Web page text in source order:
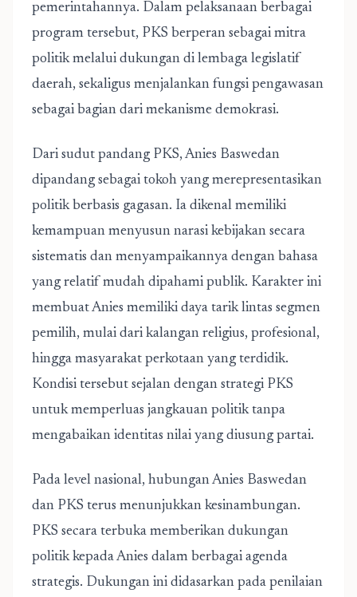
pemerintahannya. Dalam pelaksanaan berbagai
program tersebut, PKS berperan sebagai mitra
politik melalui dukungan di lembaga legislatif
daerah, sekaligus menjalankan fungsi pengawasan
sebagai bagian dari mekanisme demokrasi.
Dari sudut pandang PKS, Anies Baswedan
dipandang sebagai tokoh yang merepresentasikan
politik berbasis gagasan. Ia dikenal memiliki
kemampuan menyusun narasi kebijakan secara
sistematis dan menyampaikannya dengan bahasa
yang relatif mudah dipahami publik. Karakter ini
membuat Anies memiliki daya tarik lintas segmen
pemilih, mulai dari kalangan religius, profesional,
hingga masyarakat perkotaan yang terdidik.
Kondisi tersebut sejalan dengan strategi PKS
untuk memperluas jangkauan politik tanpa
mengabaikan identitas nilai yang diusung partai.
Pada level nasional, hubungan Anies Baswedan
dan PKS terus menunjukkan kesinambungan.
PKS secara terbuka memberikan dukungan
politik kepada Anies dalam berbagai agenda
strategis. Dukungan ini didasarkan pada penilaian